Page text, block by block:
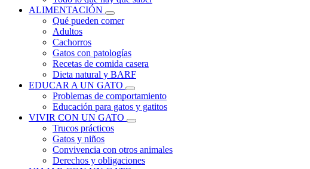
ALIMENTACIÓN
Qué pueden comer
Adultos
Cachorros
Gatos con patologías
Recetas de comida casera
Dieta natural y BARF
EDUCAR A UN GATO
Problemas de comportamiento
Educación para gatos y gatitos
VIVIR CON UN GATO
Trucos prácticos
Gatos y niños
Convivencia con otros animales
Derechos y obligaciones